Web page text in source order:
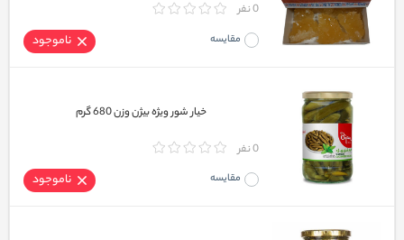
0 نفر
مقایسه ناموجود
خیار شور ویژه بیژن وزن 680 گرم
0 نفر
مقایسه ناموجود